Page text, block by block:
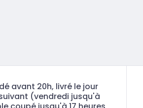
avant 20h, livré le jour
(vendredi jusqu'à